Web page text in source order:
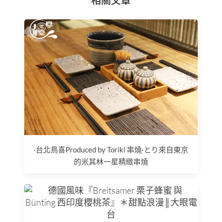
·台北鳥喜Produced by Toriki 串燒·とり來自東京
的米其林一星精緻串燒